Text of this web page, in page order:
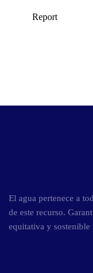
El agua pertenece a
de este recurso.
equitativa y